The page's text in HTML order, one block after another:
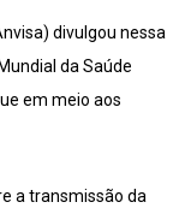
divulgou nessa
da Saúde
em meio aos
a transmissão da